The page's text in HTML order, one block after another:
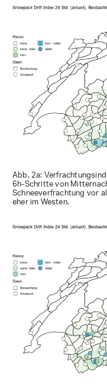
Abb. 2a:
6h-Schritte von
Schneeverfrachtung vor
eher im Westen.